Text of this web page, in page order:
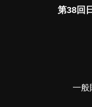
第38回
一般